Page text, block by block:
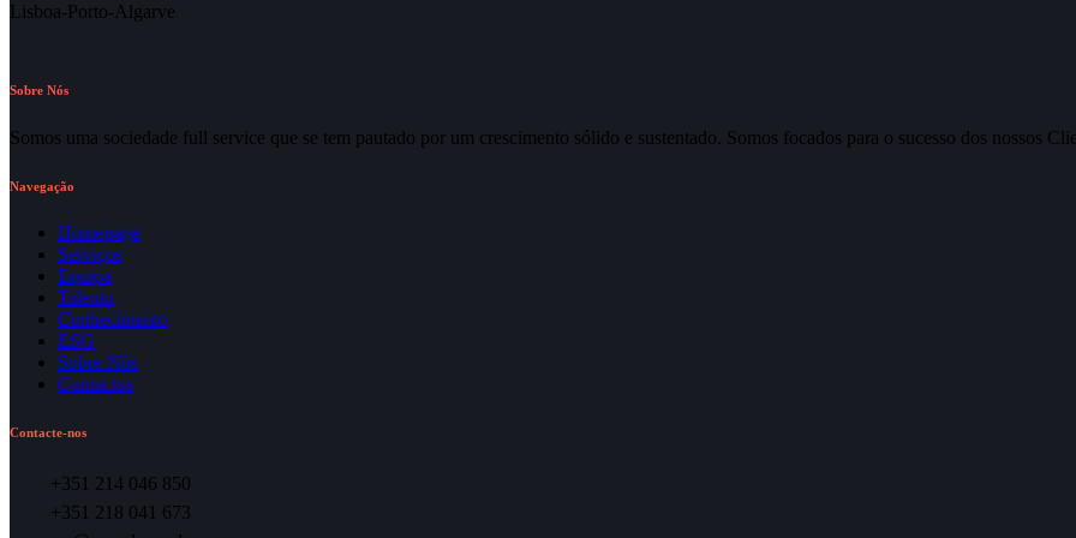
Lisboa-Porto-Algarve
Sobre Nós
Somos uma sociedade full service que se tem pautado por um crescimento sólido e sustentado. Somos focados para o sucesso dos nossos
Navegação
Homepage
Serviços
Equipa
Talento
Conhecimento
ESG
Sobre Nós
Contactos
Contacte-nos
+351 214 046 850
+351 218 041 673